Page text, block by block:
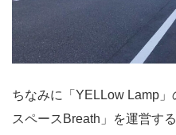
ちなみに「YELLow Lamp
スペースBreath」を運営す